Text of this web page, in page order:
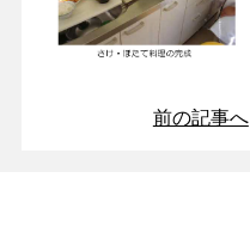
前の記事へ